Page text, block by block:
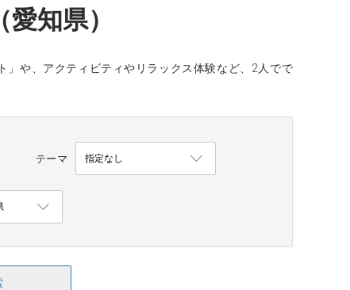
知県）
や、アクティビティやリラックス体験など、2人でで
テーマ